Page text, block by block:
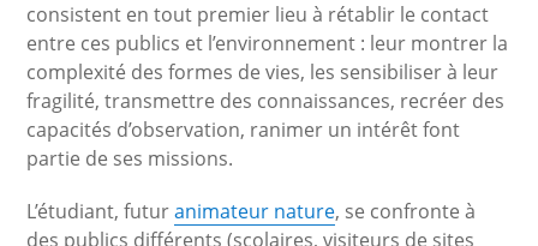
consistent en tout premier lieu à rétablir le contact
entre ces publics et l’environnement : leur montrer la
complexité des formes de vies, les sensibiliser à leur
fragilité, transmettre des connaissances, recréer des
capacités d’observation, ranimer un intérêt font
partie de ses missions.
L’étudiant, futuranimateur nature, se confronte à
des publics différents (scolaires, visiteurs de sites